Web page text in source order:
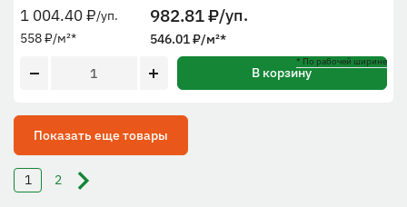
1 004.40₽/уп.
558₽/м²*
982.81₽/уп.
546.01₽/м²*
* По рабочей ширине
В корзину
Показать еще товары
1 2